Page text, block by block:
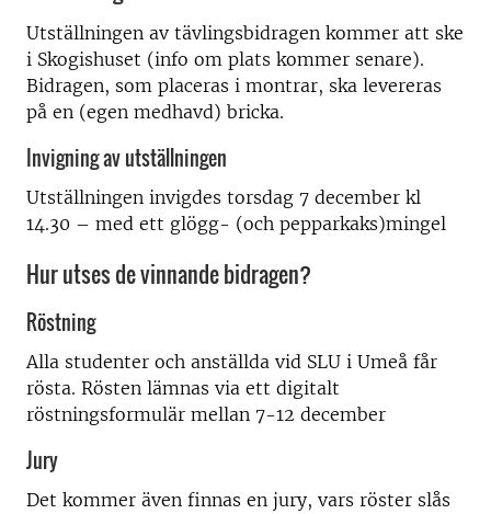
Utställningen av tävlingsbidragen kommer att ske
i Skogishuset (info om plats kommer senare).
Bidragen, som placeras i montrar, ska levereras
på en (egen medhavd) bricka.
Invigning av utställningen
Utställningen invigdes torsdag 7 december kl
14.30 – med ett glögg- (och pepparkaks)mingel
Hur utses de vinnande bidragen?
Röstning
Alla studenter och anställda vid SLU i Umeå får
rösta. Rösten lämnas via ett digitalt
röstningsformulär mellan 7-12 december
Jury
Det kommer även finnas en jury, vars röster slås